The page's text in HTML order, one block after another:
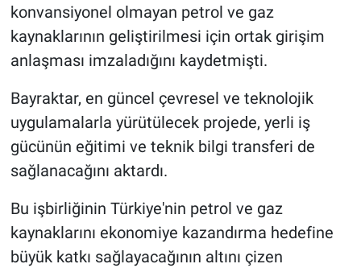
konvansiyonel olmayan petrol ve gaz
kaynaklarının geliştirilmesi için ortak girişim
anlaşması imzaladığını kaydetmişti.
Bayraktar, en güncel çevresel ve teknolojik
uygulamalarla yürütülecek projede, yerli iş
gücünün eğitimi ve teknik bilgi transferi de
sağlanacağını aktardı.
Bu işbirliğinin Türkiye'nin petrol ve gaz
kaynaklarını ekonomiye kazandırma hedefine
büyük katkı sağlayacağının altını çizen